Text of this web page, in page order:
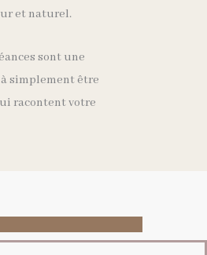
et naturel.
sont une
simplement être
racontent votre